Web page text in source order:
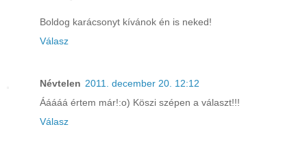
Boldog karácsonyt kívánok én is neked!
Válasz
Névtelen 2011. december 20. 12:12
Ááááá értem már!:o) Köszi szépen a választ!!!
Válasz